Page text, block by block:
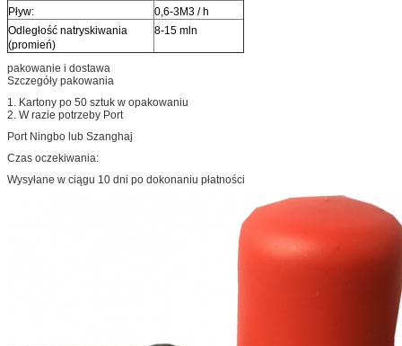
Pływ:
0,6-3M3 / h
Odległość natryskiwania
(promień)
8-15 mln
pakowanie i dostawa
Szczegóły pakowania
1. Kartony po 50 sztuk w opakowaniu
2. W razie potrzeby Port
Port Ningbo lub Szanghaj
Czas oczekiwania:
Wysyłane w ciągu 10 dni po dokonaniu płatności